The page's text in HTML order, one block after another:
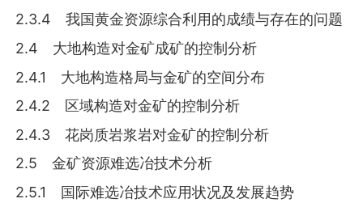
2.3.4 我国黄金资源综合利用的成绩与存在的问题
2.4 大地构造对金矿成矿的控制分析
2.4.1 大地构造格局与金矿的空间分布
2.4.2 区域构造对金矿的控制分析
2.4.3 花岗质岩浆岩对金矿的控制分析
2.5 金矿资源难选冶技术分析
2.5.1 国际难选冶技术应用状况及发展趋势